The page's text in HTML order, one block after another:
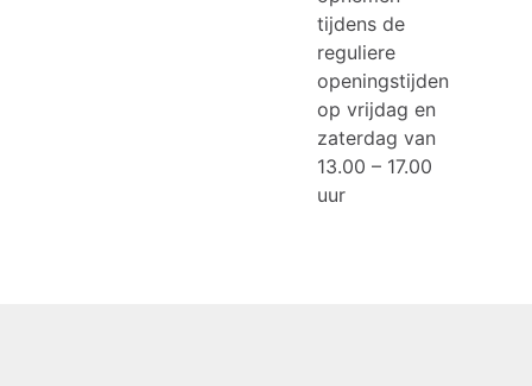
tijdens de
reguliere
openingstijden
op vrijdag en
zaterdag van
13.00 – 17.00
uur